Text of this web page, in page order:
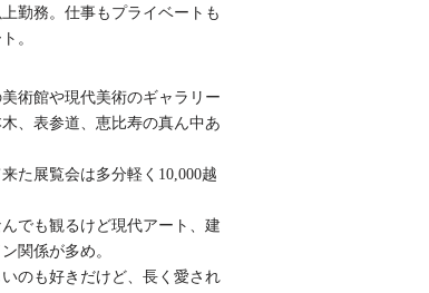
勤務。仕事もプライベートも
。
術館や現代美術のギャラリー
、表参道、恵比寿の真ん中あ
た展覧会は多分軽く10,000越
でも観るけど現代アート、建
関係が多め。
のも好きだけど、長く愛され